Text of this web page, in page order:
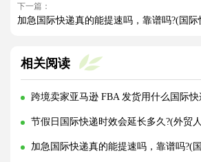
下一篇：
加急国际快递真的能提速吗，靠谱吗?(国
相关阅读
跨境卖家亚马逊 FBA 发货用什么国际快递渠
节假日国际快递时效会延长多久?(外贸
加急国际快递真的能提速吗，靠谱吗?(国际